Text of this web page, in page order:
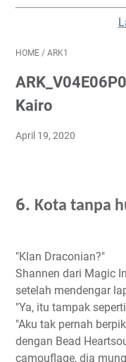
HOME / ARK1
Kairo
April 19, 2020
6. Kota tanpa
"Klan Draconian?"
Shannen dari Magic
setelah mendengar
"Ya, itu tampak
"Aku tak pernah
dengan Bead
camouflage, dia